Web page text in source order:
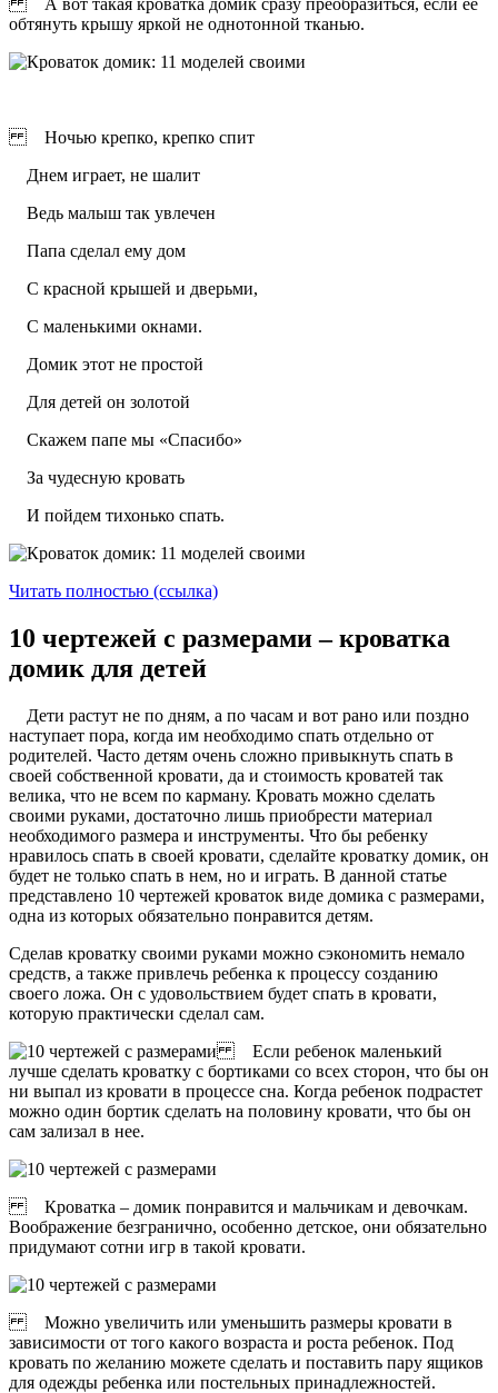
А вот такая кроватка домик сразу преобразиться, если ее
обтянуть крышу яркой не однотонной тканью.
Ночью крепко, крепко спит
Днем играет, не шалит
Ведь малыш так увлечен
Папа сделал ему дом
С красной крышей и дверьми,
С маленькими окнами.
Домик этот не простой
Для детей он золотой
Скажем папе мы «Спасибо»
За чудесную кровать
И пойдем тихонько спать.
Читать полностью (ссылка)
10 чертежей с размерами – кроватка
домик для детей
Дети растут не по дням, а по часам и вот рано или поздно
наступает пора, когда им необходимо спать отдельно от
родителей. Часто детям очень сложно привыкнуть спать в
своей собственной кровати, да и стоимость кроватей так
велика, что не всем по карману. Кровать можно сделать
своими руками, достаточно лишь приобрести материал
необходимого размера и инструменты. Что бы ребенку
нравилось спать в своей кровати, сделайте кроватку домик, он
будет не только спать в нем, но и играть. В данной статье
представлено 10 чертежей кроваток виде домика с размерами,
одна из которых обязательно понравится детям.
Сделав кроватку своими руками можно сэкономить немало
средств, а также привлечь ребенка к процессу созданию
своего ложа. Он с удовольствием будет спать в кровати,
которую практически сделал сам.
Если ребенок маленький
лучше сделать кроватку с бортиками со всех сторон, что бы он
ни выпал из кровати в процессе сна. Когда ребенок подрастет
можно один бортик сделать на половину кровати, что бы он
сам зализал в нее.
Кроватка – домик понравится и мальчикам и девочкам.
Воображение безгранично, особенно детское, они обязательно
придумают сотни игр в такой кровати.
Можно увеличить или уменьшить размеры кровати в
зависимости от того какого возраста и роста ребенок. Под
кровать по желанию можете сделать и поставить пару ящиков
для одежды ребенка или постельных принадлежностей.